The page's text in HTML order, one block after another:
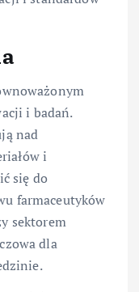
i badań.
nad
i
się do
farmaceutyków
sektorem
dla